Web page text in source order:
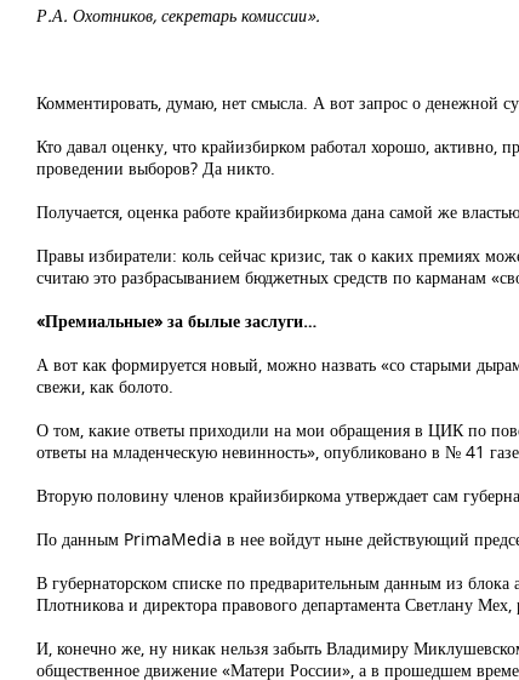
Р.А. Охотников, секретарь комиссии».
Комментировать, думаю, нет смысла. А вот запрос о денежной
Кто давал оценку, что крайизбирком работал хорошо,
проведении выборов? Да никто.
Получается, оценка работе крайизбиркома дана самой же
Правы избиратели: коль сейчас кризис, так о каких премиях
считаю это разбрасыванием бюджетных средств по карманам
«Премиальные» за былые заслуги…
А вот как формируется новый, можно назвать «со старыми
свежи, как болото.
О том, какие ответы приходили на мои обращения в ЦИК по
ответы на младенческую невинность», опубликовано в № 41
Вторую половину членов крайизбиркома утверждает сам
По данным PrimaMedia в нее войдут ныне действующий
В губернаторском списке по предварительным данным из
Плотникова и директора правового департамента Светлану
И, конечно же, ну никак нельзя забыть Владимиру
общественное движение «Матери России», а в прошедшем